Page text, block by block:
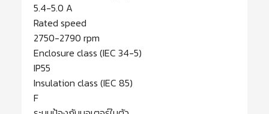
5.4-5.0 A
Rated speed
2750-2790 rpm
Enclosure class (IEC 34-5)
IP55
Insulation class (IEC 85)
F